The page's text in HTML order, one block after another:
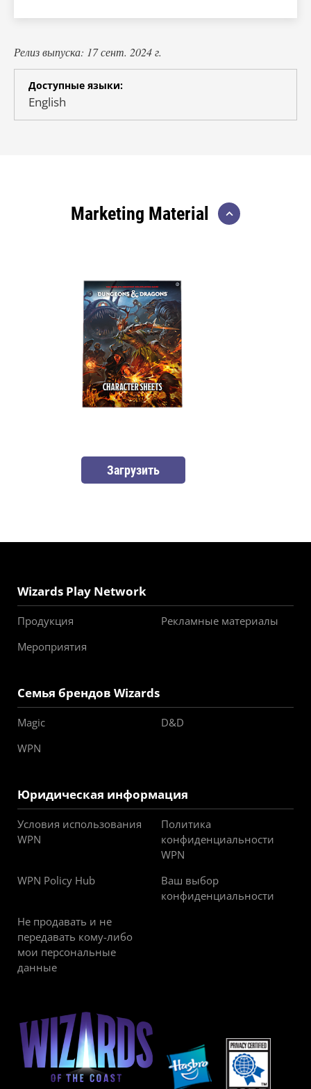
Релиз выпуска: 17 сент. 2024 г.
Доступные языки:
English
Marketing Material
Загрузить
Wizards Play Network
Продукция
Рекламные материалы
Мероприятия
Семья брендов Wizards
Magic
D&D
WPN
Юридическая информация
Условия использования
WPN
Политика
конфиденциальности
WPN
WPN Policy Hub
Ваш выбор
конфиденциальности
Не продавать и не
передавать кому-либо
мои персональные
данные